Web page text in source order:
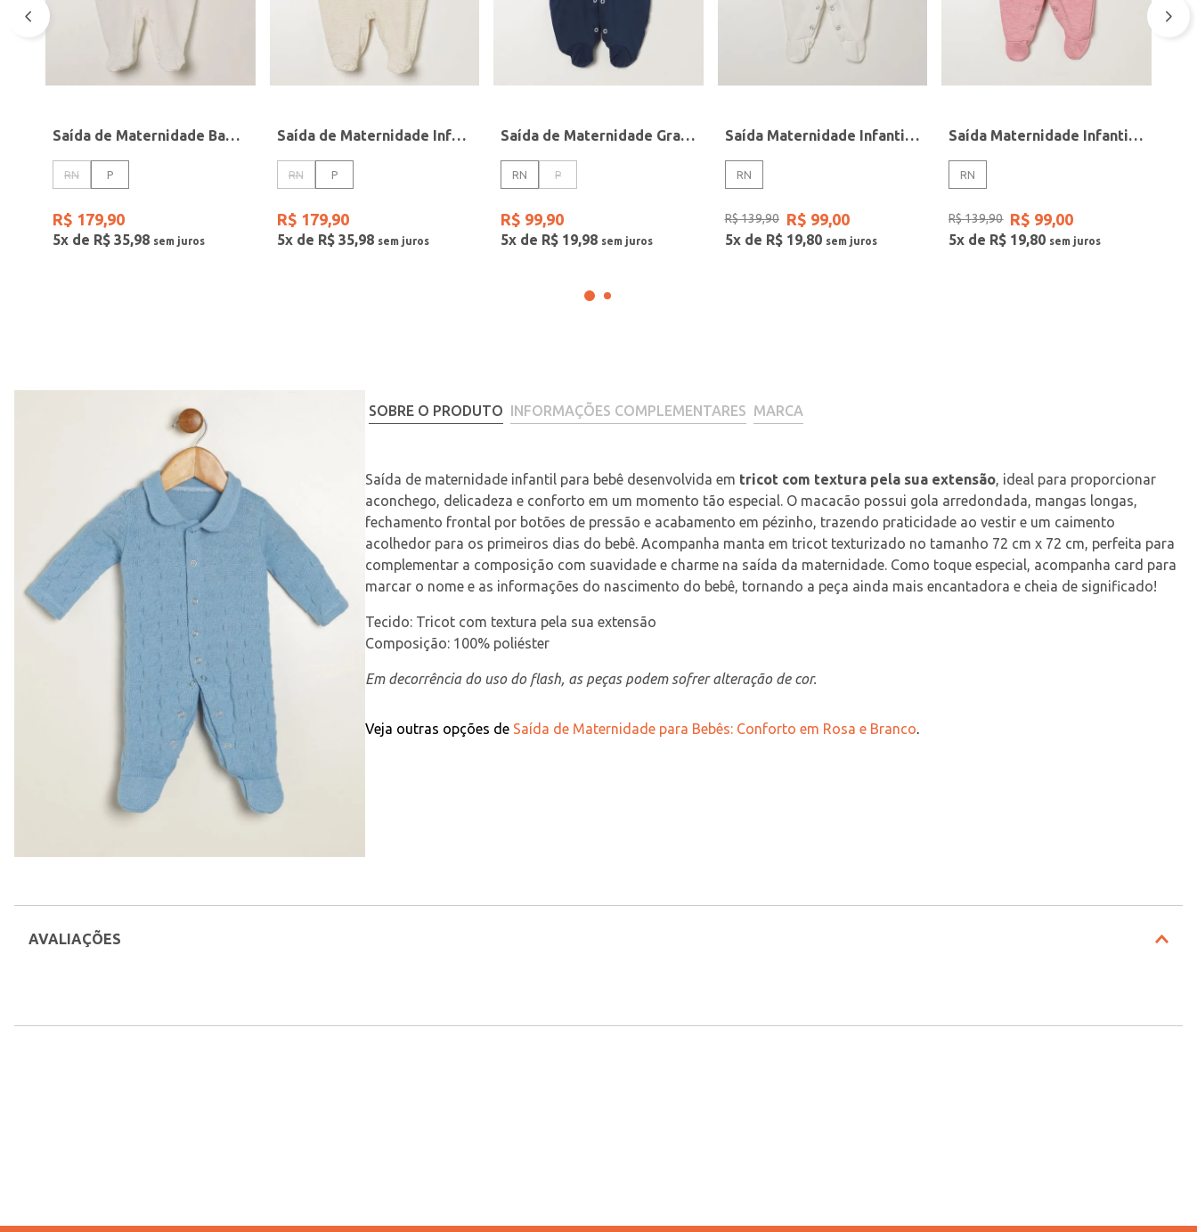
Saída de Maternidade Babado Infantil Para Bebê - BRANCO
RN P
R$ 179,90
5x de R$ 35,98
Saída de Maternidade Infantil Para Bebê- BEGE
RN P
R$ 179,90
5x de R$ 35,98
Saída de Maternidade Gravata Infantil Para Bebê - MARINHO
RN P
R$ 99,90
5x de R$ 19,98
Saída Maternidade Infantil Para Bebê - BRANCO
RN
R$139,90 R$ 99,00
5x de R$ 19,80
Saída Maternidade Infantil Para Bebê - ROSA CLARO
RN
R$139,90 R$ 99,00
5x de R$ 19,80
SOBRE O PRODUTO INFORMAÇÕES COMPLEMENTARES MARCA
Saída de maternidade infantil para bebê desenvolvida em tricot com textura pela sua extensão, ideal para proporcionar
aconchego, delicadeza e conforto em um momento tão especial. O macacão possui gola arredondada, mangas longas,
fechamento frontal por botões de pressão e acabamento em pézinho, trazendo praticidade ao vestir e um caimento
acolhedor para os primeiros dias do bebê. Acompanha manta em tricot texturizado no tamanho 72 cm x 72 cm, perfeita para
complementar a composição com suavidade e charme na saída da maternidade. Como toque especial, acompanha card para
marcar o nome e as informações do nascimento do bebê, tornando a peça ainda mais encantadora e cheia de significado!
Tecido: Tricot com textura pela sua extensão
Composição: 100% poliéster
Em decorrência do uso do flash, as peças podem sofrer alteração de cor.
Veja outras opções de Saída de Maternidade para Bebês: Conforto em Rosa e Branco.
AVALIAÇÕES